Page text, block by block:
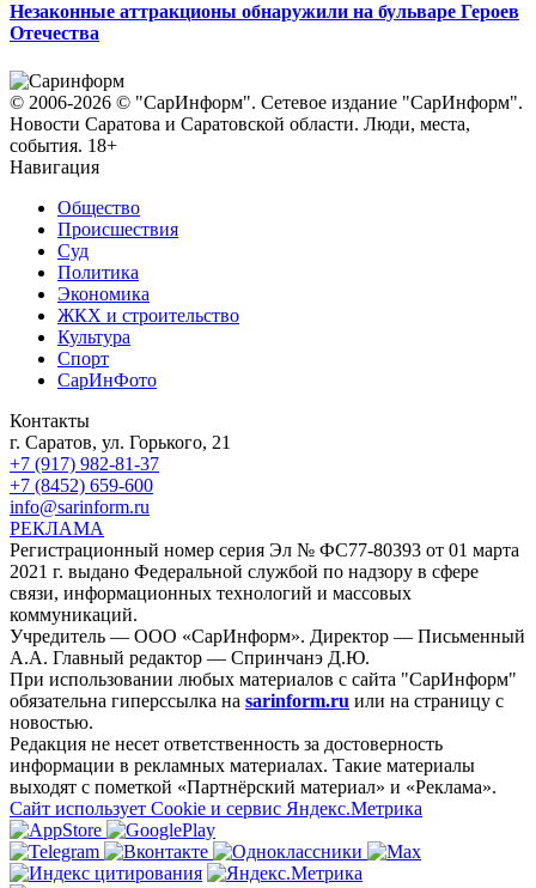
Незаконные аттракционы обнаружили на бульваре Героев
Отечества
© 2006-2026 © "СарИнформ". Сетевое издание "СарИнформ".
Новости Саратова и Саратовской области. Люди, места,
события. 18+
Навигация
Общество
Происшествия
Суд
Политика
Экономика
ЖКХ и строительство
Культура
Спорт
СарИнФото
Контакты
г. Саратов, ул. Горького, 21
+7 (917) 982-81-37
+7 (8452) 659-600
info@sarinform.ru
РЕКЛАМА
Регистрационный номер серия Эл № ФС77-80393 от 01 марта
2021 г. выдано Федеральной службой по надзору в сфере
связи, информационных технологий и массовых
коммуникаций.
Учредитель — ООО «СарИнформ». Директор — Письменный
А.А. Главный редактор — Спринчанэ Д.Ю.
При использовании любых материалов с сайта "СарИнформ"
обязательна гиперссылка на sarinform.ru или на страницу с
новостью.
Редакция не несет ответственность за достоверность
информации в рекламных материалах. Такие материалы
выходят с пометкой «Партнёрский материал» и «Реклама».
Сайт использует Cookie и сервиc Яндекс.Метрика